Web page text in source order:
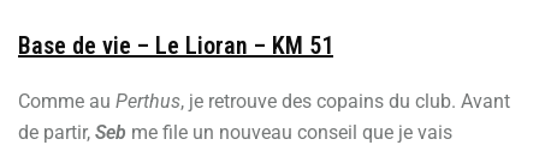
Base de vie – Le Lioran – KM 51
Comme au Perthus, je retrouve des copains du club. Avant
de partir, Seb me file un nouveau conseil que je vais